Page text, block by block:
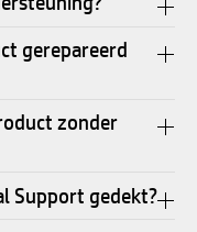
gerepareerd
zonder
Support gedekt?